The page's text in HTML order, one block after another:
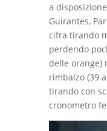
a
Guirantes,
cifra tirando
perdendo
delle orange)
rimbalzo (39
tirando con
cronometro